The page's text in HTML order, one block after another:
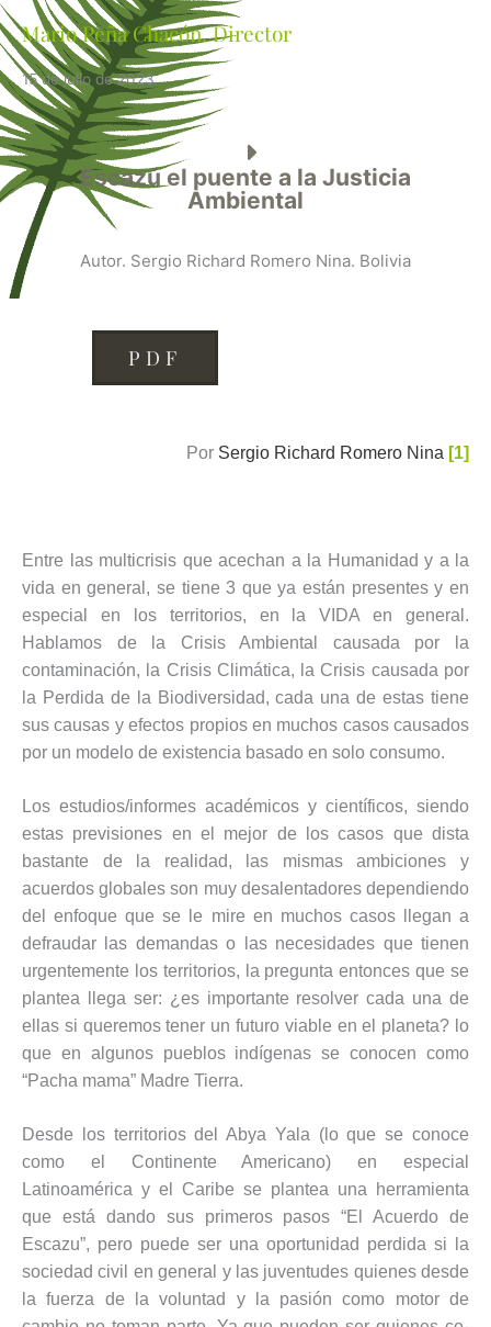
Mario Peña Chacón. Director
15 de julio de 2023
Escazú el puente a la Justicia
Ambiental
Autor. Sergio Richard Romero Nina. Bolivia
PDF
Por Sergio Richard Romero Nina [1]
Entre las multicrisis que acechan a la Humanidad y a la
vida en general, se tiene 3 que ya están presentes y en
especial en los territorios, en la VIDA en general.
Hablamos de la Crisis Ambiental causada por la
contaminación, la Crisis Climática, la Crisis causada por
la Perdida de la Biodiversidad, cada una de estas tiene
sus causas y efectos propios en muchos casos causados
por un modelo de existencia basado en solo consumo.
Los estudios/informes académicos y científicos, siendo
estas previsiones en el mejor de los casos que dista
bastante de la realidad, las mismas ambiciones y
acuerdos globales son muy desalentadores dependiendo
del enfoque que se le mire en muchos casos llegan a
defraudar las demandas o las necesidades que tienen
urgentemente los territorios, la pregunta entonces que se
plantea llega ser: ¿es importante resolver cada una de
ellas si queremos tener un futuro viable en el planeta? lo
que en algunos pueblos indígenas se conocen como
“Pacha mama” Madre Tierra.
Desde los territorios del Abya Yala (lo que se conoce
como el Continente Americano) en especial
Latinoamérica y el Caribe se plantea una herramienta
que está dando sus primeros pasos “El Acuerdo de
Escazu”, pero puede ser una oportunidad perdida si la
sociedad civil en general y las juventudes quienes desde
la fuerza de la voluntad y la pasión como motor de